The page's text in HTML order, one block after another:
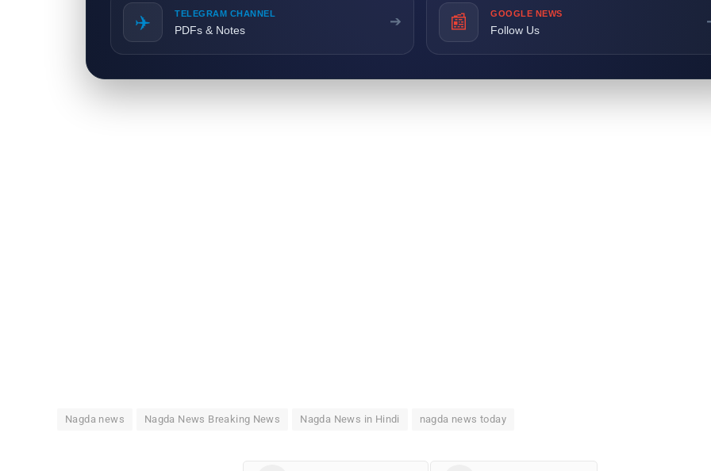
✈️ TELEGRAM CHANNEL
PDFs & Notes
➔ 📰 GOOGLE NEWS
Follow Us
Nagda news Nagda News Breaking News Nagda News in Hindi nagda news today